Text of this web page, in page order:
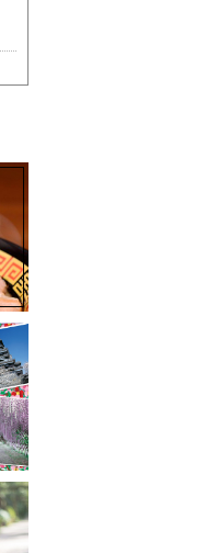
ติ